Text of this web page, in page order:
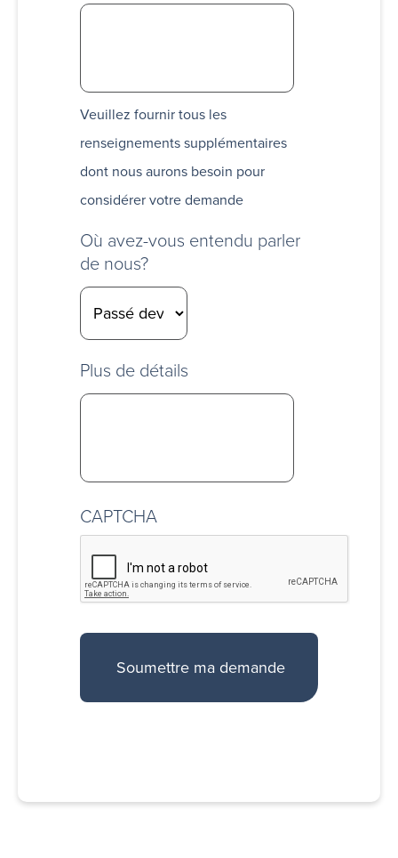
Veuillez fournir tous les
renseignements supplémentaires
dont nous aurons besoin pour
considérer votre demande
Où avez-vous entendu parler
de nous?
Plus de détails
CAPTCHA